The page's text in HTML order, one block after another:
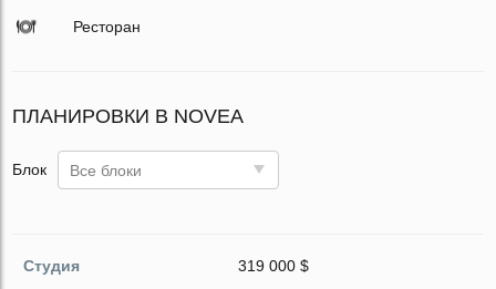
Ресторан
ПЛАНИРОВКИ В NOVEA
Блок Все блоки
Студия 319 000 $